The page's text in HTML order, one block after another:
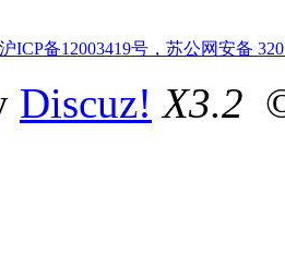
沪ICP备12003419号，苏公网安备
Discuz! X3.2